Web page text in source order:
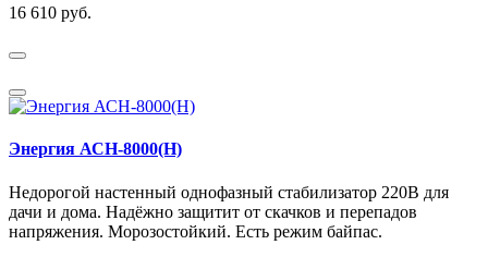
16 610 руб.
Энергия АСН-8000(Н)
Недорогой настенный однофазный стабилизатор 220В для
дачи и дома. Надёжно защитит от скачков и перепадов
напряжения. Морозостойкий. Есть режим байпас.